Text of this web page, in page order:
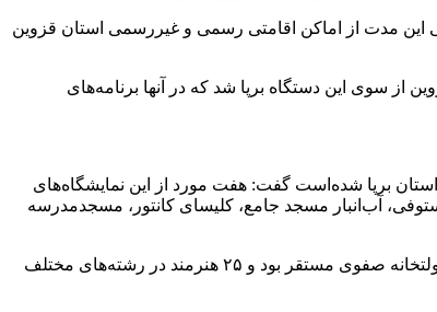
و اظهار کرد: بیش از 81 هزار نفر از مسافران نوروزی نیز طی این مدت از اماکن اقامتی رسمی و غیررسمی استان قزوین
شهرها و بناهای تاریخی شهر قزوین از سوی این دستگاه برپا شد که در آنها برنامه‌های
طی نوروز امسال در نقاط مختلف استان برپا شده‌است گفت: هفت مورد از این نمایشگاه‌های
آب‌انبار مسجد جامع، کلیسای کانتور، مسجدمدرسه
معاون صنایع‌دستی و هنرهای‌سنتی قزوین ادامه داد: نمایشگاه مرکزی صنایع‌دستی و سوغات قزوین در نوروز امسال نیز مانند سال‌های گذشته در دولتخانه صفوی مستقر بود و ۲۵ هنرمند در رشته‌های مختلف